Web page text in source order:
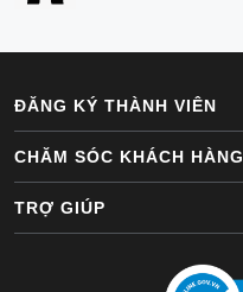
ĐĂNG KÝ THÀNH VIÊN
CHĂM SÓC KHÁCH HÀNG
TRỢ GIÚP